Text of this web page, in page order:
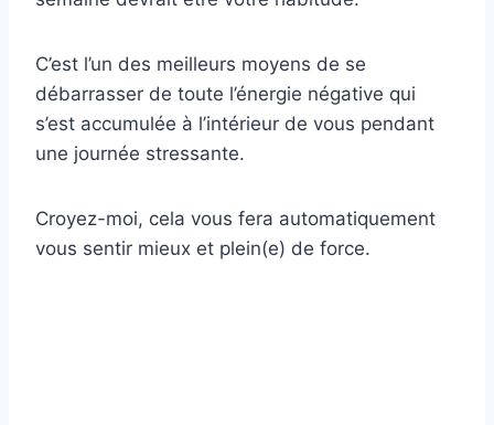
C’est l’un des meilleurs moyens de se
débarrasser de toute l’énergie négative qui
s’est accumulée à l’intérieur de vous pendant
une journée stressante.
Croyez-moi, cela vous fera automatiquement
vous sentir mieux et plein(e) de force.